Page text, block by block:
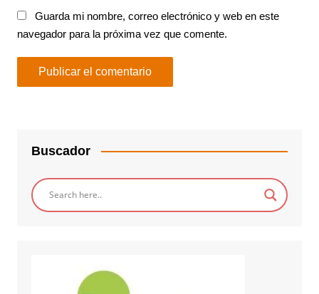
Guarda mi nombre, correo electrónico y web en este
navegador para la próxima vez que comente.
Buscador